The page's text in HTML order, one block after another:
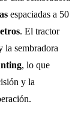
espaciadas a 50
. El tractor
la sembradora
, lo que
y la